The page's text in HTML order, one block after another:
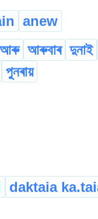
anew
আৰু আৰুবাৰ দুনাই
পুনৰায়
daktaia